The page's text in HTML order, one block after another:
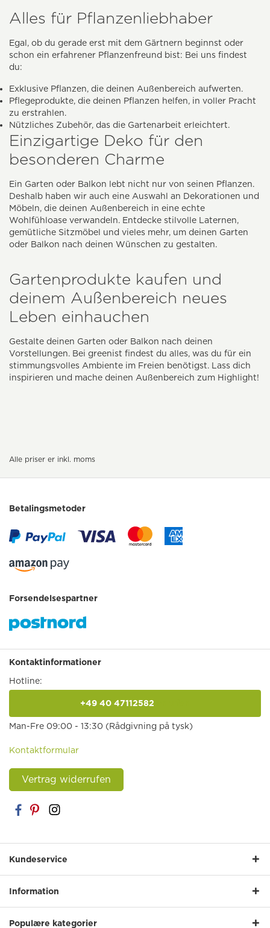
Alles für Pflanzenliebhaber
Egal, ob du gerade erst mit dem Gärtnern beginnst oder
schon ein erfahrener Pflanzenfreund bist: Bei uns findest
du:
Exklusive Pflanzen, die deinen Außenbereich aufwerten.
Pflegeprodukte, die deinen Pflanzen helfen, in voller Pracht
zu erstrahlen.
Nützliches Zubehör, das die Gartenarbeit erleichtert.
Einzigartige Deko für den
besonderen Charme
Ein Garten oder Balkon lebt nicht nur von seinen Pflanzen.
Deshalb haben wir auch eine Auswahl an Dekorationen und
Möbeln, die deinen Außenbereich in eine echte
Wohlfühloase verwandeln. Entdecke stilvolle Laternen,
gemütliche Sitzmöbel und vieles mehr, um deinen Garten
oder Balkon nach deinen Wünschen zu gestalten.
Gartenprodukte kaufen und
deinem Außenbereich neues
Leben einhauchen
Gestalte deinen Garten oder Balkon nach deinen
Vorstellungen. Bei greenist findest du alles, was du für ein
stimmungsvolles Ambiente im Freien benötigst. Lass dich
inspirieren und mache deinen Außenbereich zum Highlight!
Alle priser er inkl. moms
Betalingsmetoder
Forsendelsespartner
Kontaktinformationer
Hotline:
+49 40 47112582
Man-Fre 09:00 - 13:30 (Rådgivning på tysk)
Kontaktformular
Vertrag widerrufen
Kundeservice
Information
Populære kategorier